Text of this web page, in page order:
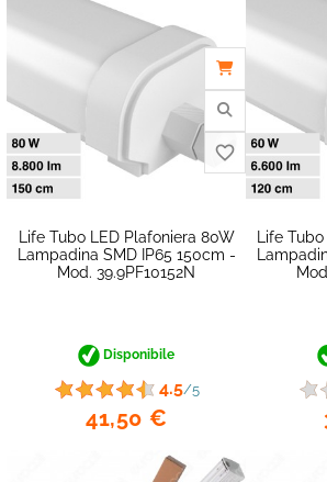
Life Tubo LED Plafoniera 80W
Lampadina SMD IP65 150cm -
Mod. 39.9PF10152N
Disponibile
4.5/5
41,50 €
Life